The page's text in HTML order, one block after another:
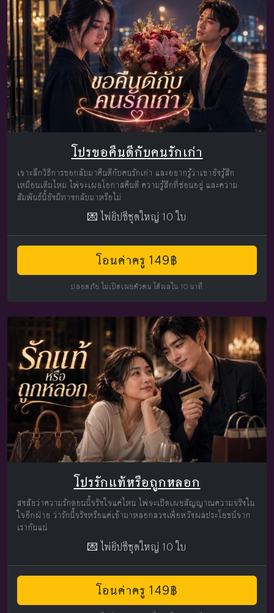
โปรขอคืนดีกับคนรักเก่า
เจาะลึกวิธีการขอกลับมาคืนดีกับคนรักเก่า และอยากรู้ว่าเขายังรู้สึก
เหมือนเดิมไหม ไพ่จะเผยโอกาสคืนดี ความรู้สึกที่ซ่อนอยู่ และความ
สัมพันธ์นี้ยังมีทางกลับมาหรือไม่
💌 ไพ่ยิปซีชุดใหญ่ 10 ใบ
โอนค่าครู 149฿
ปลอดภัย ไม่เปิดเผยตัวตน ได้ผลใน 10 นาที
โปรรักแท้หรือถูกหลอก
สงสัยว่าความรักตอนนี้จริงใจแค่ไหน ไพ่จะเปิดเผยสัญญาณความจริงใน
ใจอีกฝ่าย ว่ารักนี้จริงหรือแค่เข้ามาหลอกลวงเพื่อหวังผลประโยชน์จาก
เรากันแน่
💌 ไพ่ยิปซีชุดใหญ่ 10 ใบ
โอนค่าครู 149฿